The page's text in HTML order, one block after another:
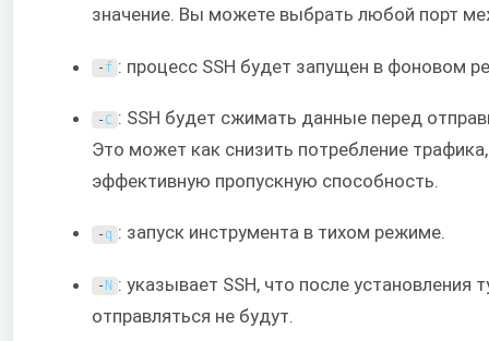
значение. Вы можете выбрать любой порт
- f : процесс SSH будет запущен в фоновом
- C : SSH будет сжимать данные перед
Это может как снизить потребление
эффективную пропускную способность.
- q : запуск инструмента в тихом режиме.
- N : указывает SSH, что после установления
отправляться не будут.